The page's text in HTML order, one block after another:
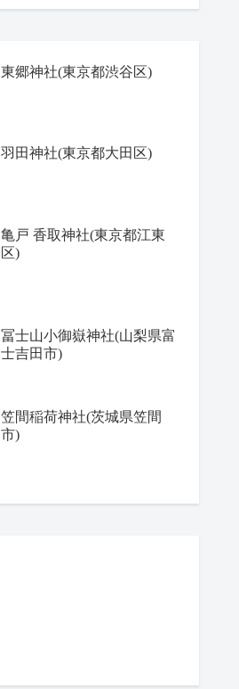
東郷神社(東京都渋谷区)
羽田神社(東京都大田区)
亀戸 香取神社(東京都江東
区)
冨士山小御嶽神社(山梨県富
士吉田市)
笠間稲荷神社(茨城県笠間
市)